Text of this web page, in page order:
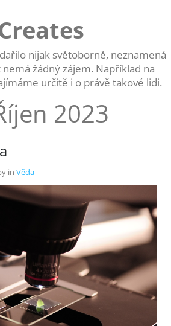
nijak světoborně, neznamená
nemá žádný zájem. Například na
určitě i o právě takové lidi.
2023
in Věda